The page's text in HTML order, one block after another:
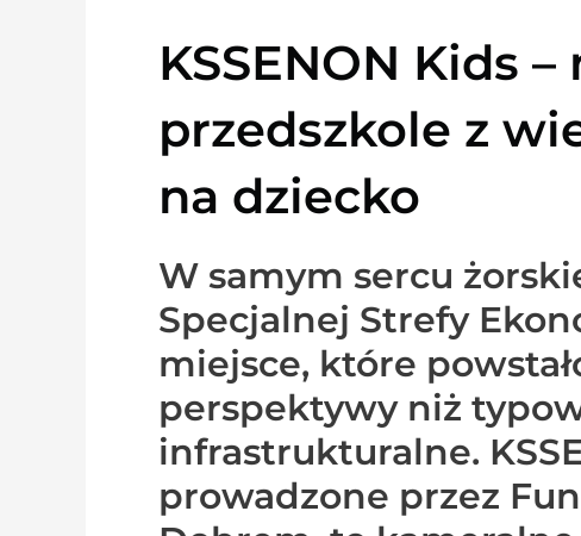
KSSENON Kids –
przedszkole z
na dziecko
W samym sercu
Specjalnej Strefy
miejsce, które
perspektywy niż
infrastrukturalne.
prowadzone przez